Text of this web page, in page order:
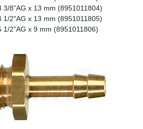
3/8"AG x 13 mm (8951011804)
1/2"AG x 13 mm (8951011805)
1/2"AG x 9 mm (8951011806)